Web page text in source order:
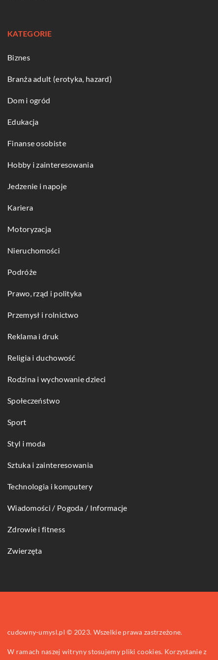
KATEGORIE
Biznes
Branża adult (erotyka, hazard)
Dom i ogród
Edukacja
Finanse osobiste
Hobby i zainteresowania
Jedzenie i napoje
Kariera
Motoryzacja
Nieruchomości
Podróże
Prawo, rząd i polityka
Przemysł i rolnictwo
Reklama i druk
Religia i duchowość
Rodzina i wychowanie dzieci
Społeczeństwo
Sport
Styl i moda
Sztuka i zainteresowania
Technologia i komputery
Wiadomości / Pogoda / Informacje
Zdrowie i fitness
Zwierzęta
cudowny-umysl.pl © 2023. Wszelkie prawa zastrzeżone.
W ramach naszej witryny stosujemy pliki cookies. Korzystanie z